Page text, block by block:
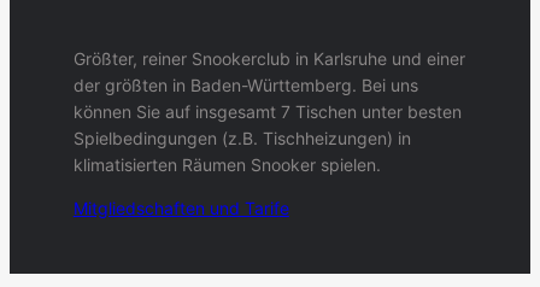
Größter, reiner Snookerclub in Karlsruhe und einer
der größten in Baden-Württemberg. Bei uns
können Sie auf insgesamt 7 Tischen unter besten
Spielbedingungen (z.B. Tischheizungen) in
klimatisierten Räumen Snooker spielen.
Mitgliedschaften und Tarife